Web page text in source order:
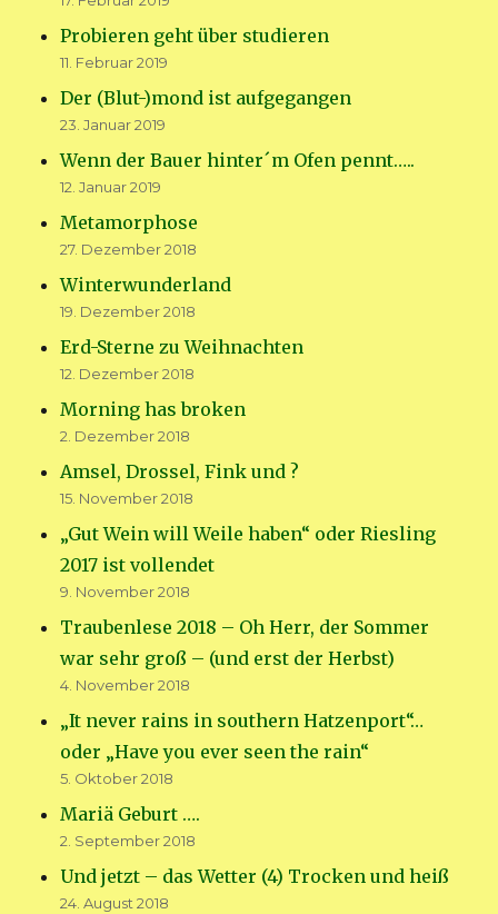
Probieren geht über studieren
11. Februar 2019
Der (Blut-)mond ist aufgegangen
23. Januar 2019
Wenn der Bauer hinter´m Ofen pennt…..
12. Januar 2019
Metamorphose
27. Dezember 2018
Winterwunderland
19. Dezember 2018
Erd-Sterne zu Weihnachten
12. Dezember 2018
Morning has broken
2. Dezember 2018
Amsel, Drossel, Fink und ?
15. November 2018
„Gut Wein will Weile haben“ oder Riesling
2017 ist vollendet
9. November 2018
Traubenlese 2018 – Oh Herr, der Sommer
war sehr groß – (und erst der Herbst)
4. November 2018
„It never rains in southern Hatzenport“…
oder „Have you ever seen the rain“
5. Oktober 2018
Mariä Geburt ….
2. September 2018
Und jetzt – das Wetter (4) Trocken und heiß
24. August 2018